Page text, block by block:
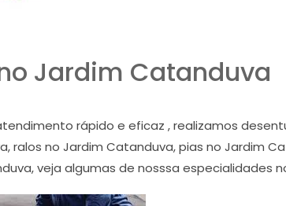
Jardim Catanduva
rápido e eficaz , realizamos
no Jardim Catanduva, pias no Jardim
veja algumas de nosssa especialidades